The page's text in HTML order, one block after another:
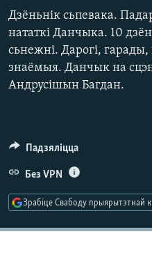
КАЛЯНДАР
НА ХВАЛЯХ СВАБОДЫ
Дзёньнік сьпевака.
нататкі Данчыка. 10
сьнежні. Дарогі,
знаёмыя. Данчык на
Андрусішын Багдан.
Падзяліцца
Без VPN
Зрабіце Свабоду прыярытэтнай